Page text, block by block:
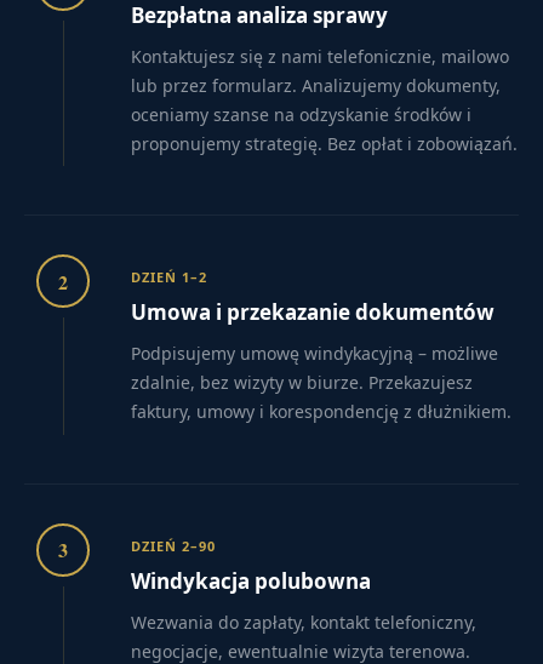
Bezpłatna analiza sprawy
Kontaktujesz się z nami telefonicznie, mailowo
lub przez formularz. Analizujemy dokumenty,
oceniamy szanse na odzyskanie środków i
proponujemy strategię. Bez opłat i zobowiązań.
2 DZIEŃ 1–2
Umowa i przekazanie dokumentów
Podpisujemy umowę windykacyjną – możliwe
zdalnie, bez wizyty w biurze. Przekazujesz
faktury, umowy i korespondencję z dłużnikiem.
3 DZIEŃ 2–90
Windykacja polubowna
Wezwania do zapłaty, kontakt telefoniczny,
negocjacje, ewentualnie wizyta terenowa.